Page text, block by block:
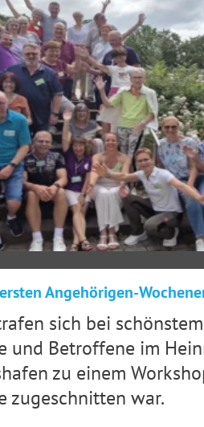
Angehörigen-
sich bei
und Betroffene im
zu einem
zugeschnitten war.